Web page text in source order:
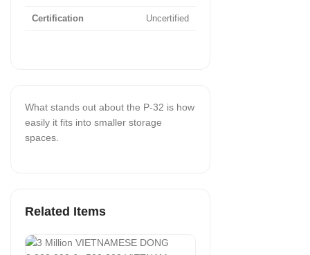
Certification Uncertified
What stands out about the P-32 is how
easily it fits into smaller storage
spaces.
Related Items